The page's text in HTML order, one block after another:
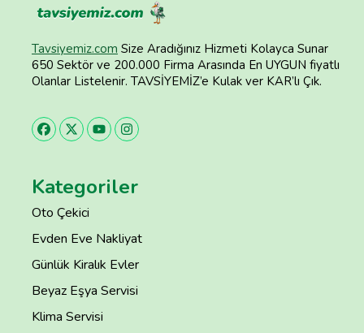
Tavsiyemiz.com Size Aradığınız Hizmeti Kolayca Sunar
650 Sektör ve 200.000 Firma Arasında En UYGUN fiyatlı
Olanlar Listelenir. TAVSİYEMİZ’e Kulak ver KAR’lı Çık.
Kategoriler
Oto Çekici
Evden Eve Nakliyat
Günlük Kiralık Evler
Beyaz Eşya Servisi
Klima Servisi